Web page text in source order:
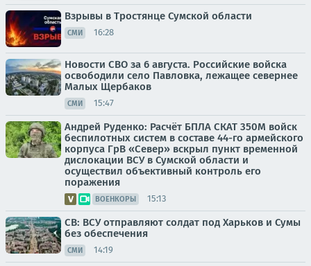
Взрывы в Тростянце Сумской области
СМИ 16:28
Новости СВО за 6 августа. Российские войска
освободили село Павловка, лежащее севернее
Малых Щербаков
СМИ 15:47
Андрей Руденко: Расчёт БПЛА СКАТ 350М войск
беспилотных систем в составе 44-го армейского
корпуса ГрВ «Север» вскрыл пункт временной
дислокации ВСУ в Сумской области и
осуществил объективный контроль его
поражения
ВОЕНКОРЫ 15:13
СВ: ВСУ отправляют солдат под Харьков и Сумы
без обеспечения
СМИ 14:19